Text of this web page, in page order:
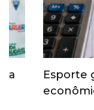
Esporte
econômica e